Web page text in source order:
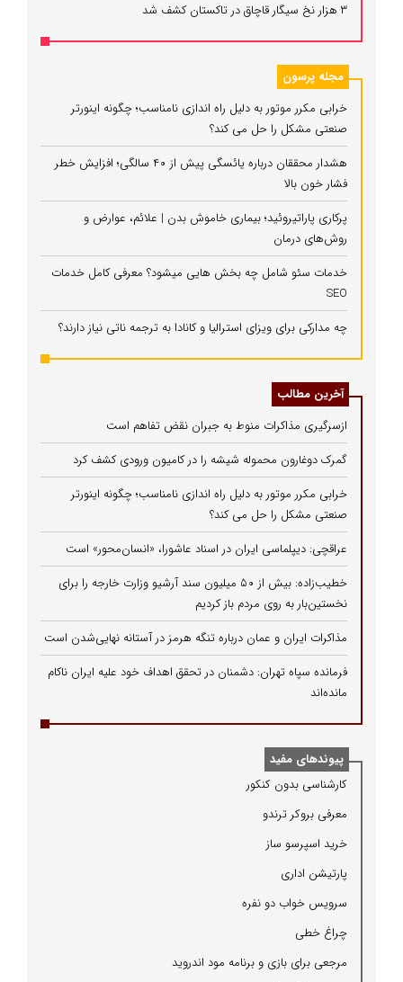
۳ هزار نخ سیگار قاچاق در تاکستان کشف شد
مجله پرسون
خرابی مکرر موتور به دلیل راه‌ اندازی نامناسب؛ چگونه اینورتر
صنعتی مشکل را حل می‌ کند؟
هشدار محققان درباره یائسگی پیش از ۴۰ سالگی؛ افزایش خطر
فشار خون بالا
پرکاری پاراتیروئید؛ بیماری خاموش بدن | علائم، عوارض و
روش‌های درمان
خدمات سئو شامل چه بخش هایی میشود؟ معرفی کامل خدمات
SEO
چه مدارکی برای ویزای استرالیا و کانادا به ترجمه ناتی نیاز دارند؟
آخرین مطالب
ازسرگیری مذاکرات منوط به جبران نقض تفاهم است
گمرک دوغارون محموله شیشه را در کامیون ورودی کشف کرد
خرابی مکرر موتور به دلیل راه‌ اندازی نامناسب؛ چگونه اینورتر
صنعتی مشکل را حل می‌ کند؟
عراقچی: دیپلماسی ایران در اسناد عاشورا، «انسان‌محور» است
خطیب‌زاده: بیش از ۵۰ میلیون سند آرشیو وزارت خارجه را برای
نخستین‌بار به روی مردم باز کردیم
مذاکرات ایران و عمان درباره تنگه هرمز در آستانه نهایی‌شدن است
فرمانده سپاه تهران: دشمنان در تحقق اهداف خود علیه ایران ناکام
مانده‌اند
پیوندهای مفید
كارشناسی بدون كنكور
معرفی بروكر ترندو
خرید اسپرسو ساز
پارتیشن اداری
سرویس خواب دو نفره
چراغ خطی
مرجعی برای بازی و برنامه مود اندروید